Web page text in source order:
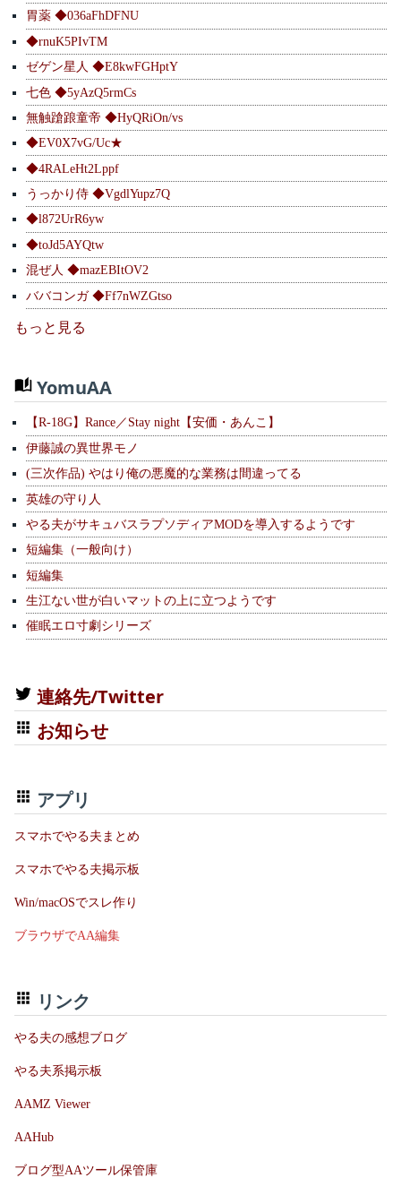
胃薬 ◆036aFhDFNU
◆rnuK5PIvTM
ゼゲン星人 ◆E8kwFGHptY
七色 ◆5yAzQ5rmCs
無触蹌踉童帝 ◆HyQRiOn/vs
◆EV0X7vG/Uc★
◆4RALeHt2Lppf
うっかり侍 ◆VgdlYupz7Q
◆l872UrR6yw
◆toJd5AYQtw
混ぜ人 ◆mazEBItOV2
ババコンガ ◆Ff7nWZGtso
もっと見る
YomuAA
【R-18G】Rance／Stay night【安価・あんこ】
伊藤誠の異世界モノ
(三次作品) やはり俺の悪魔的な業務は間違ってる
英雄の守り人
やる夫がサキュバスラプソディアMODを導入するようです
短編集（一般向け）
短編集
生江ない世が白いマットの上に立つようです
催眠エロ寸劇シリーズ
連絡先/Twitter
お知らせ
アプリ
スマホでやる夫まとめ
スマホでやる夫掲示板
Win/macOSでスレ作り
ブラウザでAA編集
リンク
やる夫の感想ブログ
やる夫系掲示板
AAMZ Viewer
AAHub
ブログ型AAツール保管庫